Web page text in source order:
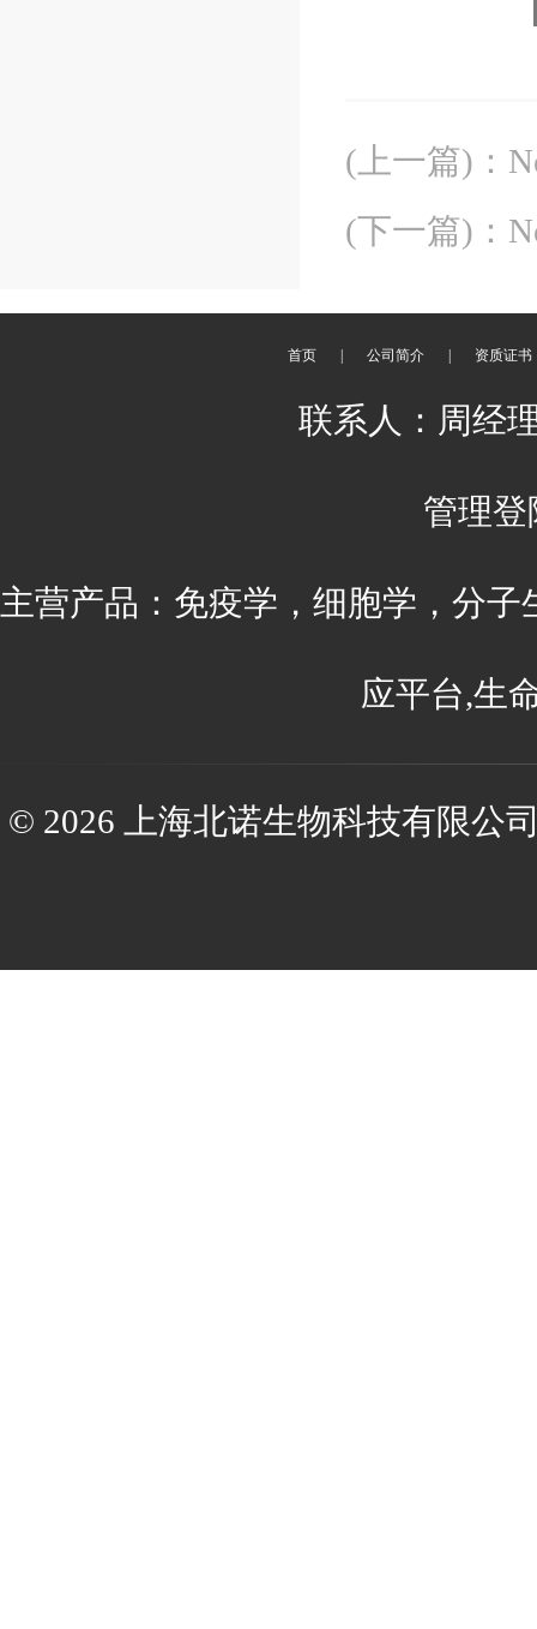
(上一篇) ：
(下一篇) ：
首页 公司简介 资质证书
联系人：周经
管理登
主营产品：免疫学，细胞学，分
应平台,生
© 2026 上海北诺生物科技有限公